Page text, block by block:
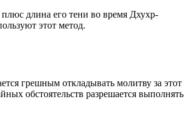
плюс длина его тени во время Дхухр-
этот метод.
грешным откладывать молитву за этот
обстоятельств разрешается выполнять